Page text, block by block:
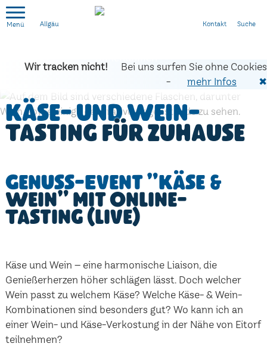
Allgäu
Wir tracken nicht!
Bei uns surfen Sie ohne Cookies
-
mehr Infos ✖
Käse- und Wein-
Tasting für zuhause
Genuss-Event "Käse &
Wein" mit Online-
Tasting (live)
Käse und Wein – eine harmonische Liaison, die
Genießerherzen höher schlägen lässt. Doch welcher
Wein passt zu welchem Käse? Welche Käse- & Wein-
Kombinationen sind besonders gut? Wo kann ich an
einer Wein- und Käse-Verkostung in der Nähe von Eitorf
teilnehmen?